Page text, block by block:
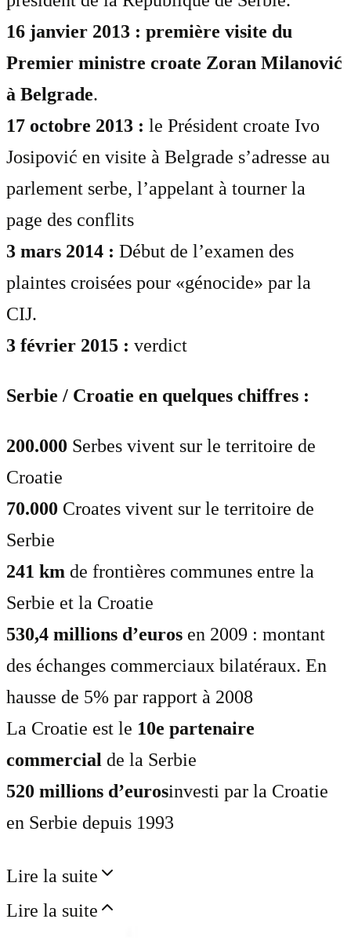
16 janvier 2013 : première visite du
Premier ministre croate Zoran Milanović
à Belgrade.
17 octobre 2013 : le Président croate Ivo
Josipović en visite à Belgrade s’adresse au
parlement serbe, l’appelant à tourner la
page des conflits
3 mars 2014 : Début de l’examen des
plaintes croisées pour «génocide» par la
CIJ.
3 février 2015 : verdict
Serbie / Croatie en quelques chiffres :
200.000 Serbes vivent sur le territoire de
Croatie
70.000 Croates vivent sur le territoire de
Serbie
241 km de frontières communes entre la
Serbie et la Croatie
530,4 millions d’euros en 2009 : montant
des échanges commerciaux bilatéraux. En
hausse de 5% par rapport à 2008
La Croatie est le 10e partenaire
commercial de la Serbie
520 millions d’eurosinvesti par la Croatie
en Serbie depuis 1993
Lire la suite
Lire la suite